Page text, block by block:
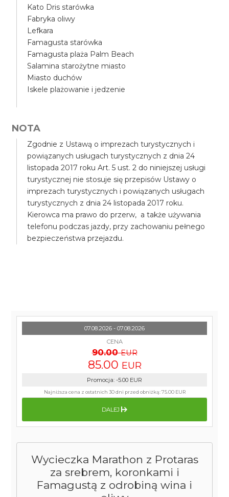
Kato Dris starówka
Fabryka oliwy
Lefkara
Famagusta starówka
Famagusta plaża Palm Beach
Salamina starożytne miasto
Miasto duchów
Iskele plażowanie i jedzenie
NOTA
Zgodnie z Ustawą o imprezach turystycznych i
powiązanych usługach turystycznych z dnia 24
listopada 2017 roku Art. 5 ust. 2 do niniejszej usługi
turystycznej nie stosuje się przepisów Ustawy o
imprezach turystycznych i powiązanych usługach
turystycznych z dnia 24 listopada 2017 roku.
Kierowca ma prawo do przerw, a także używania
telefonu podczas jazdy, przy zachowaniu pełnego
bezpieczeństwa przejazdu.
Wycieczka Marathon z Protaras
za srebrem, koronkami i
Famagustą z odrobiną wina i
07.08.2026 - 07.08.2026
CENA
90.00 EUR
85.00 EUR
Promocja: -5.00 EUR
Najniższa cena z ostatnich 30 dni przed obniżką:75.00 EUR
DALEJ